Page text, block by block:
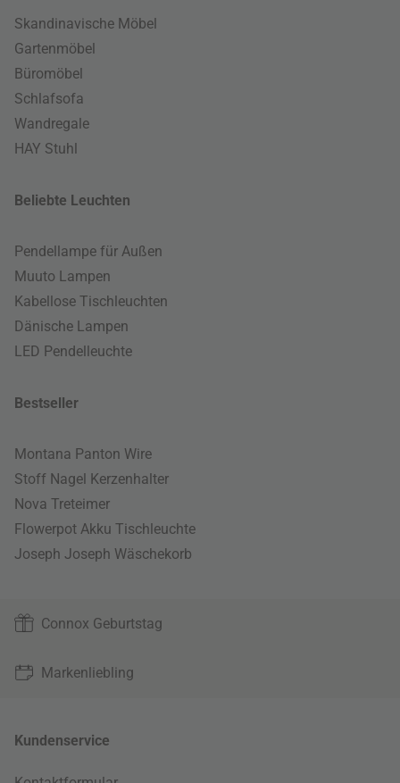
Skandinavische Möbel
Gartenmöbel
Büromöbel
Schlafsofa
Wandregale
HAY Stuhl
Beliebte Leuchten
Pendellampe für Außen
Muuto Lampen
Kabellose Tischleuchten
Dänische Lampen
LED Pendelleuchte
Bestseller
Montana Panton Wire
Stoff Nagel Kerzenhalter
Nova Treteimer
Flowerpot Akku Tischleuchte
Joseph Joseph Wäschekorb
Connox Geburtstag
Markenliebling
Kundenservice